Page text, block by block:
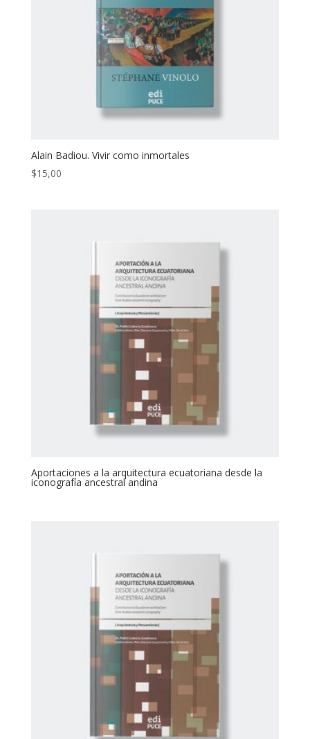
Alain Badiou. Vivir como inmortales
$15,00
Aportaciones a la arquitectura ecuatoriana desde la
iconografía ancestral andina